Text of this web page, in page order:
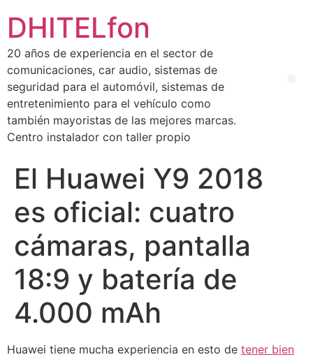
DHITELfon
20 años de experiencia en el sector de
comunicaciones, car audio, sistemas de
seguridad para el automóvil, sistemas de
entretenimiento para el vehículo como
también mayoristas de las mejores marcas.
Centro instalador con taller propio
El Huawei Y9 2018
es oficial: cuatro
cámaras, pantalla
18:9 y batería de
4.000 mAh
Huawei tiene mucha experiencia en esto de tener bien